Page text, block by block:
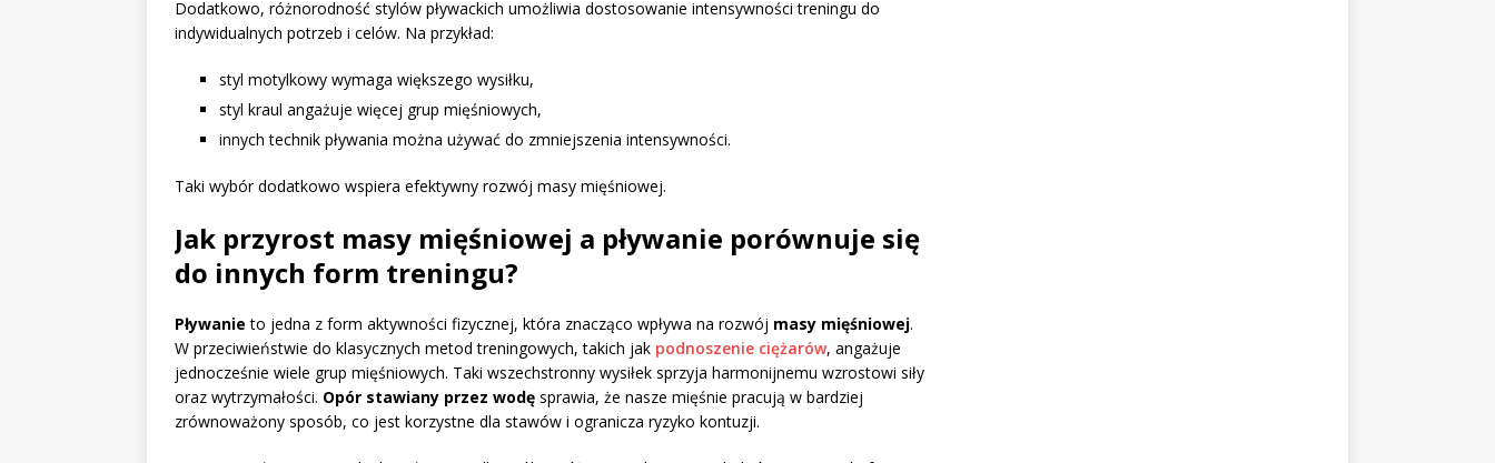
Dodatkowo, różnorodność stylów pływackich umożliwia dostosowanie intensywności treningu do
indywidualnych potrzeb i celów. Na przykład:
styl motylkowy wymaga większego wysiłku,
styl kraul angażuje więcej grup mięśniowych,
innych technik pływania można używać do zmniejszenia intensywności.
Taki wybór dodatkowo wspiera efektywny rozwój masy mięśniowej.
Jak przyrost masy mięśniowej a pływanie porównuje się
do innych form treningu?
Pływanie to jedna z form aktywności fizycznej, która znacząco wpływa na rozwój masy mięśniowej.
W przeciwieństwie do klasycznych metod treningowych, takich jak podnoszenie ciężarów, angażuje
jednocześnie wiele grup mięśniowych. Taki wszechstronny wysiłek sprzyja harmonijnemu wzrostowi siły
oraz wytrzymałości. Opór stawiany przez wodę sprawia, że nasze mięśnie pracują w bardziej
zrównoważony sposób, co jest korzystne dla stawów i ogranicza ryzyko kontuzji.